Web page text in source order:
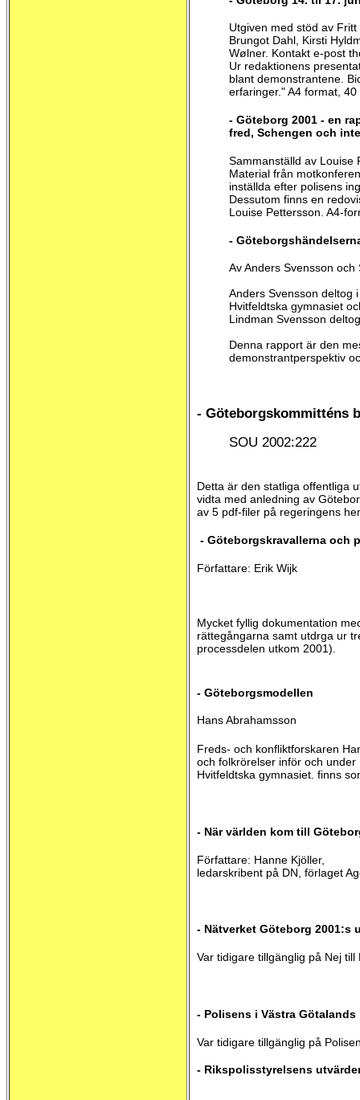
Utgiven med stöd av
Brungot Dahl, Kirsti
Wølner. Kontakt e-post
Ur redaktionens
blant demonstrantene.
erfaringer." A4 format,
- Göteborg 2001 - en
fred, Schengen och
Sammanställd av Louise
Material från
inställda efter polisens
Dessutom finns en
Louise Pettersson. A4-
-
Av Anders Svensson
Anders Svensson deltog
Hvitfeldtska gymnasiet
Lindman Svensson
Denna rapport är den
demonstrantperspektiv
- Göteborgskommitténs
SOU 2002:222
Detta är den statliga offentliga
vidta med anledning av
av 5 pdf-filer på regeringens
- Göteborgskravallerna och
Författare: Erik Wijk
Mycket fyllig dokumentation
rättegångarna samt utdrga ur
processdelen utkom 2001).
- Göteborgsmodellen
Hans Abrahamsson
Freds- och konfliktforskaren
och folkrörelser inför och
Hvitfeldtska gymnasiet. finns
- När världen kom till
Författare: Hanne Kjöller,
ledarskribent på DN, förlaget
- Nätverket Göteborg 2001:s
Var tidigare tillgänglig på Nej
- Polisens i Västra Götalands
Var tidigare tillgänglig på
- Rikspolisstyrelsens